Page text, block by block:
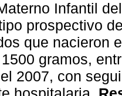
Infantil
prospectivo
que nacieron
gramos,
2007, con